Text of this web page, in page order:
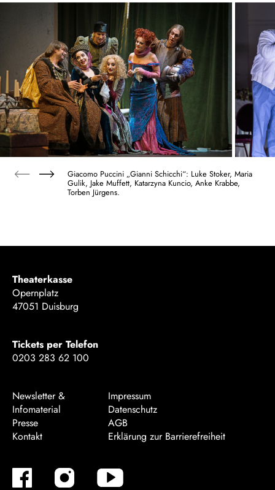
Giacomo Puccini „Gianni Schicchi“: Luke Stoker, Maria
Gulik, Jake Muffett, Katarzyna Kuncio, Anke Krabbe,
Torben Jürgens.
Theaterkasse
Opernplatz
47051 Duisburg
Tickets per Telefon
0203 283 62 100
Newsletter &
Infomaterial
Presse
Kontakt
Impressum
Datenschutz
AGB
Erklärung zur Barrierefreiheit